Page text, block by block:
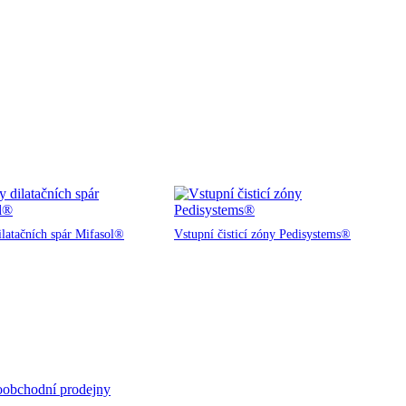
spár Mifasol® Vstupní čisticí zóny Pedisystems®